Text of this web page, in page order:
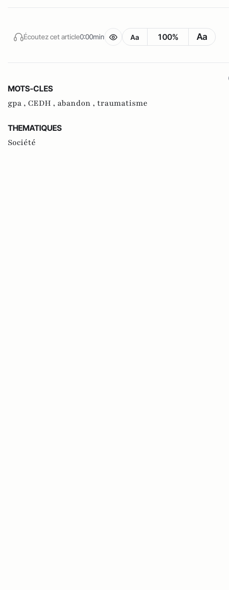
Écoutez cet article0:00min Aa 100% Aa
MOTS-CLES
gpa , CEDH , abandon , traumatisme
THEMATIQUES
Société